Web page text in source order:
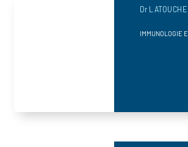
Dr
IMMUNOLOGIE